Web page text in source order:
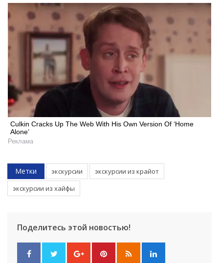
Culkin Cracks Up The Web With His Own Version Of ‘Home
Alone’
Реклама
Метки экскурсии
экскурсии из крайот
экскурсии из хайфы
Поделитесь этой новостью!